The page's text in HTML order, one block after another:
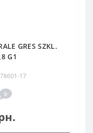
GRES SZKL.
G1
17
0